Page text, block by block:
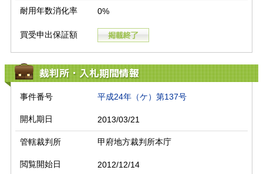
耐用年数消化率 0%
買受申出保証額
裁判所・入札期間情報
事件番号 平成24年（ケ）第137号
開札期日 2013/03/21
管轄裁判所 甲府地方裁判所本庁
閲覧開始日 2012/12/14